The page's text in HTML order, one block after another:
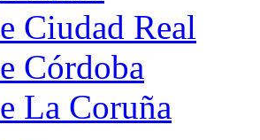
Ciudad Real
Córdoba
La Coruña